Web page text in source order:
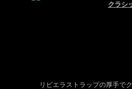
クラシ
リビエラストラップの厚手で